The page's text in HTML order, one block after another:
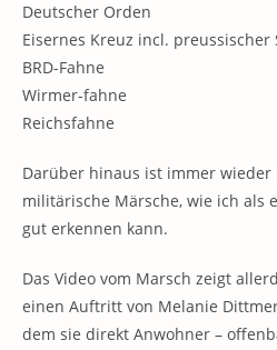
Deutscher Orden
Eisernes Kreuz incl. preussischer
BRD-Fahne
Wirmer-fahne
Reichsfahne
Darüber hinaus ist immer wieder
militärische Märsche, wie ich als
gut erkennen kann.
Das Video vom Marsch zeigt
einen Auftritt von Melanie
dem sie direkt Anwohner –